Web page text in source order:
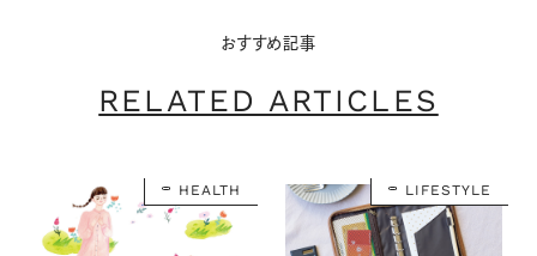
おすすめ記事
RELATED ARTICLES
HEALTH LIFESTYLE